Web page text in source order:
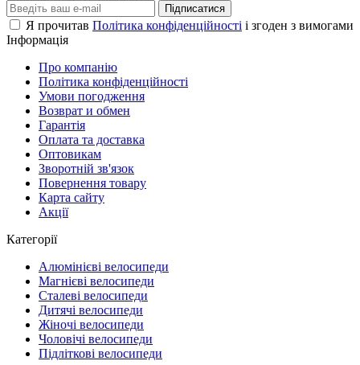
Підписатися
Я прочитав Політика конфіденційності і згоден з вимогами
Інформація
Про компанію
Політика конфіденційності
Умови погодження
Возврат и обмен
Гарантія
Оплата та доставка
Оптовикам
Зворотній зв'язок
Повернення товару
Карта сайту
Акції
Категорії
Алюмінієві велосипеди
Магнієві велосипеди
Сталеві велосипеди
Дитячі велосипеди
Жіночі велосипеди
Чоловічі велосипеди
Підліткові велосипеди